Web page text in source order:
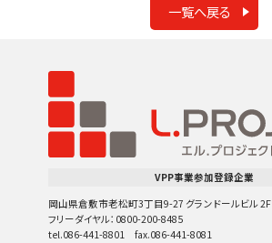
一覧へ戻る
VPP事業参加登録企業
岡山県倉敷市老松町3丁目9-27 グランドールビル 2F
フリーダイヤル：0800-200-8485
tel.086-441-8801 fax.086-441-8081